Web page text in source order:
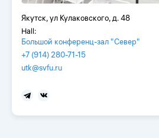
Якутск, ул Кулаковского, д. 48
Hall:
Большой конференц-зал "Север"
+7 (914) 280-71-15
utk@svfu.ru